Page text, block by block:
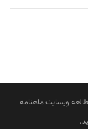
وبسایت ماهنامه